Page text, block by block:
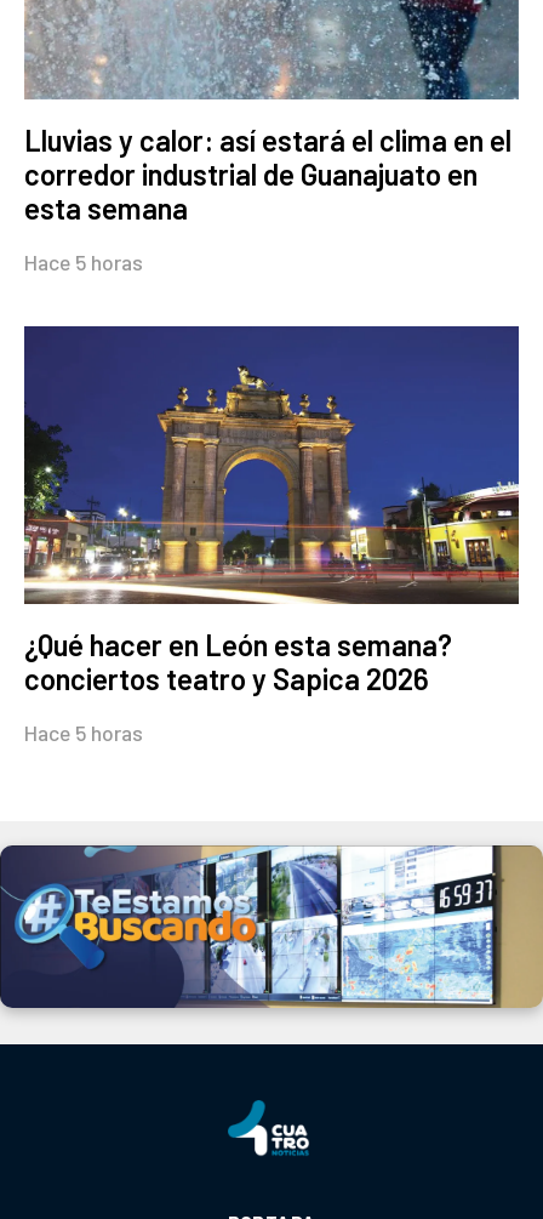
Lluvias y calor: así estará el clima en el
corredor industrial de Guanajuato en
esta semana
Hace 5 horas
¿Qué hacer en León esta semana?
conciertos teatro y Sapica 2026
Hace 5 horas